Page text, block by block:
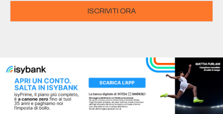
ISCRIVITI ORA